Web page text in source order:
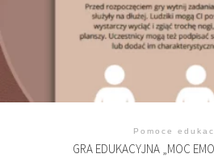
Pomoce
GRA EDUKACYJNA „MOC